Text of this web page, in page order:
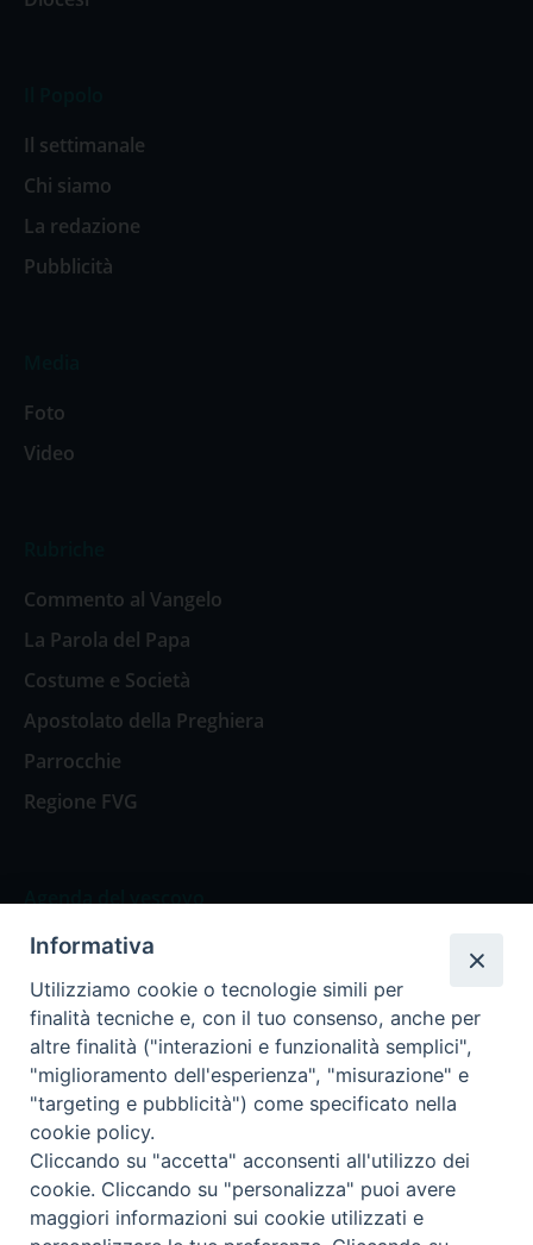
Il settimanale
Chi siamo
La redazione
Pubblicità
Foto
Video
Commento al Vangelo
La Parola del Papa
Costume e Società
Apostolato della Preghiera
Parrocchie
Regione FVG
Agenda del vescovo
Agenda del vescovo
Privacy Policy Trasparenza
Termini e Condizioni
Informativa per il trattamento dei dati personali
Informativa
Utilizziamo cookie o tecnologie simili per
finalità tecniche e, con il tuo consenso, anche per
altre finalità ("interazioni e funzionalità semplici",
"miglioramento dell'esperienza", "misurazione" e
"targeting e pubblicità") come specificato nella
cookie policy.
Cliccando su "accetta" acconsenti all'utilizzo dei
cookie. Cliccando su "personalizza" puoi avere
maggiori informazioni sui cookie utilizzati e